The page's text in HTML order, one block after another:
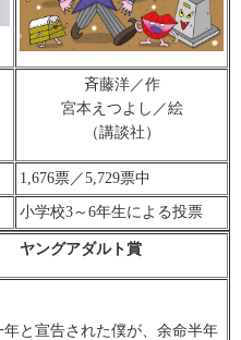
斉藤洋／作
宮本えつよし／絵
（講談社）
1,676票／5,729票中
小学校3～6年生による投票
ヤングアダルト賞
年と宣告された僕が、余命半年